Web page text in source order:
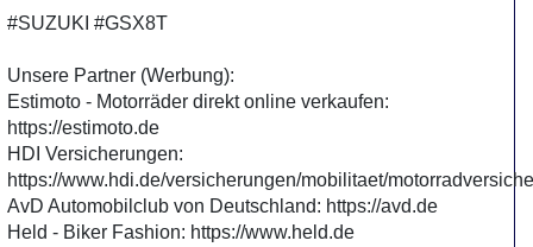
#SUZUKI #GSX8T
Unsere Partner (Werbung):
Estimoto - Motorräder direkt online verkaufen:
https://estimoto.de
HDI Versicherungen:
https://www.hdi.de/versicherungen/mobilitaet/
AvD Automobilclub von Deutschland: https://avd.de
Held - Biker Fashion: https://www.held.de